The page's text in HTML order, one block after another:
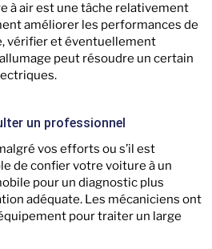
à air est une tâche relativement
améliorer les performances de
vérifier et éventuellement
peut résoudre un certain
un professionnel
vos efforts ou s’il est
de confier votre voiture à un
pour un diagnostic plus
adéquate. Les mécaniciens ont
pour traiter un large